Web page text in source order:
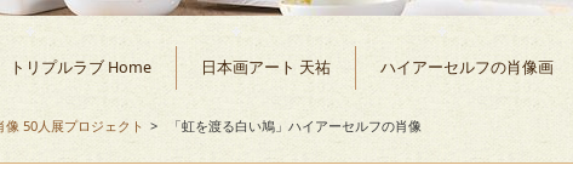
トリプルラブ Home 日本画アート 天祐 ハイアーセルフの肖像画
50人展プロジェクト > 「虹を渡る白い鳩」ハイアーセルフの肖像